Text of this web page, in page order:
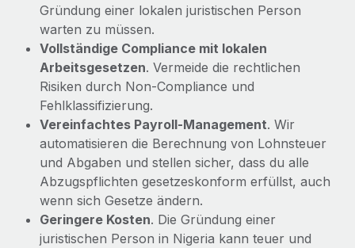
Gründung einer lokalen juristischen Person
warten zu müssen.
Vollständige Compliance mit lokalen
Arbeitsgesetzen. Vermeide die rechtlichen
Risiken durch Non-Compliance und
Fehlklassifizierung.
Vereinfachtes Payroll-Management. Wir
automatisieren die Berechnung von Lohnsteuer
und Abgaben und stellen sicher, dass du alle
Abzugspflichten gesetzeskonform erfüllst, auch
wenn sich Gesetze ändern.
Geringere Kosten. Die Gründung einer
juristischen Person in Nigeria kann teuer und